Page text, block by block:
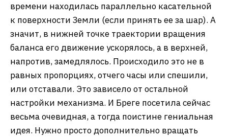
времени находилась параллельно касательной
к поверхности Земли (если принять ее за шар). А
значит, в нижней точке траектории вращения
баланса его движение ускорялось, а в верхней,
напротив, замедлялось. Происходило это не в
равных пропорциях, отчего часы или спешили,
или отставали. Это зависело от остальной
настройки механизма. И Бреге посетила сейчас
весьма очевидная, а тогда поистине гениальная
идея. Нужно просто дополнительно вращать